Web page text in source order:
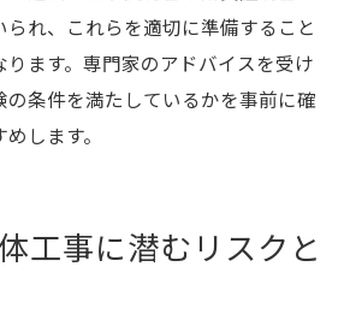
れ、これらを適切に準備すること
ます。専門家のアドバイスを受け
の条件を満たしているかを事前に確
します。
工事に潜むリスクと